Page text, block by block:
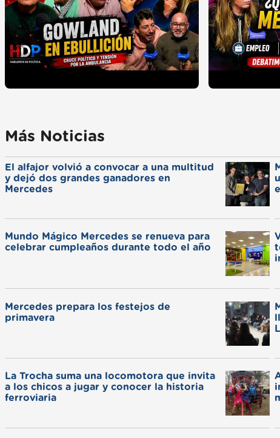
Más Noticias
El alfajor volvió a convocar a una multitud
y dejó dos grandes ganadores en
Mercedes
Mundo Mágico Mercedes se renueva para
celebrar cumpleaños durante todo el año
Mercedes prepara los festejos de
primavera
La Trocha suma una locomotora que invita
a los chicos a jugar y conocer la historia
ferroviaria